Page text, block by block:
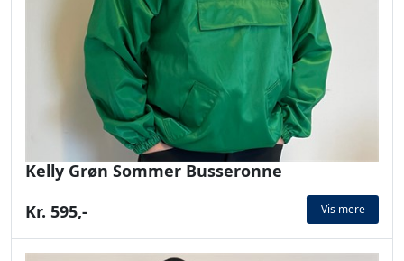
Kelly Grøn Sommer Busseronne
Kr. 595,-
Vis mere